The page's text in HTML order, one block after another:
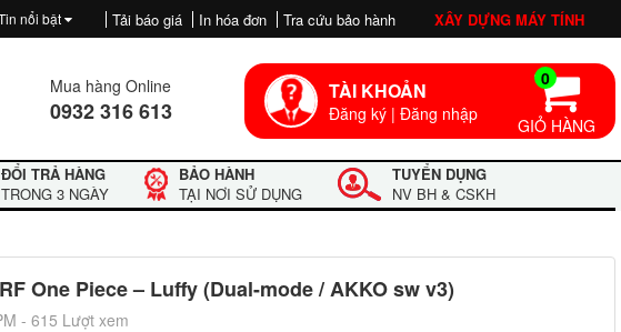
nổi bật Tải báo giá In hóa đơn Tra cứu bảo hành XÂY DỰNG MÁY TÍNH
Mua hàng Online
0932 316 613
TÀI KHOẢN
Đăng ký | Đăng nhập
0
GIỎ HÀNG
ĐỔI TRẢ HÀNG
TRONG 3 NGÀY
BẢO HÀNH
TẠI NƠI SỬ DỤNG
TUYỂN DỤNG
NV BH & CSKH
One Piece – Luffy (Dual-mode / AKKO sw v3)
- 615 Lượt xem